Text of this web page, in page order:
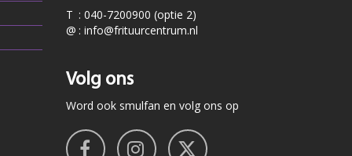
T : 040-7200900 (optie 2)
@ : info@frituurcentrum.nl
Volg ons
Word ook smulfan en volg ons op